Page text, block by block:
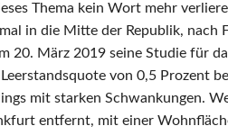
Thema kein Wort mehr
in die Mitte der Republik, nach
20. März 2019 seine Studie für
von 0,5 Prozent
mit starken Schwankungen.
entfernt, mit einer